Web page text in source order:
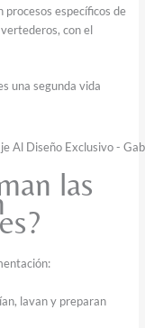
específicos de
con el
una segunda vida
las
lavan y preparan